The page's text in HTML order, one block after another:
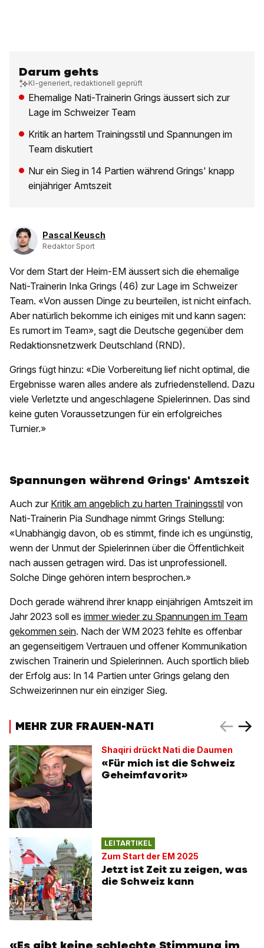
Darum gehts
KI-generiert, redaktionell geprüft
Ehemalige Nati-Trainerin Grings äussert sich zur
Lage im Schweizer Team
Kritik an hartem Trainingsstil und Spannungen im
Team diskutiert
Nur ein Sieg in 14 Partien während Grings' knapp
einjähriger Amtszeit
Pascal Keusch
Redaktor Sport
Vor dem Start der Heim-EM äussert sich die ehemalige
Nati-Trainerin Inka Grings (46) zur Lage im Schweizer
Team. «Von aussen Dinge zu beurteilen, ist nicht einfach.
Aber natürlich bekomme ich einiges mit und kann sagen:
Es rumort im Team», sagt die Deutsche gegenüber dem
Redaktionsnetzwerk Deutschland (RND).
Grings fügt hinzu: «Die Vorbereitung lief nicht optimal, die
Ergebnisse waren alles andere als zufriedenstellend. Dazu
viele Verletzte und angeschlagene Spielerinnen. Das sind
keine guten Voraussetzungen für ein erfolgreiches
Turnier.»
Spannungen während Grings' Amtszeit
Auch zur Kritik am angeblich zu harten Trainingsstil von
Nati-Trainerin Pia Sundhage nimmt Grings Stellung:
«Unabhängig davon, ob es stimmt, finde ich es ungünstig,
wenn der Unmut der Spielerinnen über die Öffentlichkeit
nach aussen getragen wird. Das ist unprofessionell.
Solche Dinge gehören intern besprochen.»
Doch gerade während ihrer knapp einjährigen Amtszeit im
Jahr 2023 soll es immer wieder zu Spannungen im Team
gekommen sein. Nach der WM 2023 fehlte es offenbar
an gegenseitigem Vertrauen und offener Kommunikation
zwischen Trainerin und Spielerinnen. Auch sportlich blieb
der Erfolg aus: In 14 Partien unter Grings gelang den
Schweizerinnen nur ein einziger Sieg.
MEHR ZUR FRAUEN-NATI
Shaqiri drückt Nati die Daumen
«Für mich ist die Schweiz
Geheimfavorit»
LEITARTIKEL
Zum Start der EM 2025
Jetzt ist Zeit zu zeigen, was
die Schweiz kann